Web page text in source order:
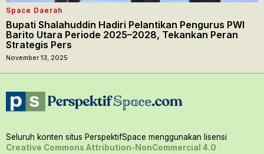
Space Daerah
Bupati Shalahuddin Hadiri Pelantikan Pengurus PWI
Barito Utara Periode 2025–2028, Tekankan Peran
Strategis Pers
November 13, 2025
Seluruh konten situs PerspektifSpace menggunakan lisensi
Creative Commons Attribution-NonCommercial 4.0